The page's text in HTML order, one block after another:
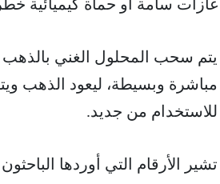
غازات سامة أو حمأة كيميائية
يتم سحب المحلول الغني بالذهب
مباشرة وبسيطة، ليعود الذهب
للاستخدام من جديد.